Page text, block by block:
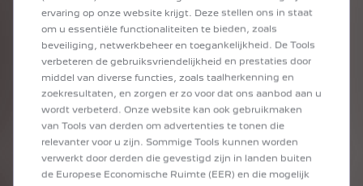
308 PLUG-IN HYBRID
308 ALLURE 1.6 Plug-in Hybrid 195 pk e-DCS7
de relevante Europese
gegevensbeschermingsautoriteiten. In dit geval is de
doorgifte gebaseerd op uw toestemming (Art. 49.1a AVG).
Als u meer wilt weten over de tools die wij gebruiken en
hoe u deze kunt beheren, kunt u onscookiebeleid
raadplegen of op de knop ‘Mijn instellingen beheren’
klikken.
Privacybeleid